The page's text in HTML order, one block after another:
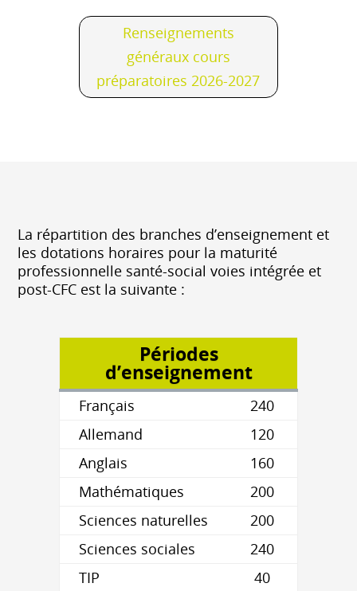
Renseignements
généraux cours
préparatoires 2026-2027
La répartition des branches d’enseignement et
les dotations horaires pour la maturité
professionnelle santé-social voies intégrée et
post-CFC est la suivante :
Périodes
d’enseignement
Français
240
Allemand
120
Anglais
160
Mathématiques
200
Sciences naturelles
200
Sciences sociales
240
TIP
40